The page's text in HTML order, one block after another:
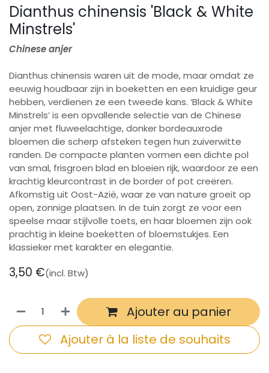
Dianthus chinensis 'Black & White
Minstrels'
Chinese anjer
Dianthus chinensis waren uit de mode, maar omdat ze
eeuwig houdbaar zijn in boeketten en een kruidige geur
hebben, verdienen ze een tweede kans. ‘Black & White
Minstrels’ is een opvallende selectie van de Chinese
anjer met fluweelachtige, donker bordeauxrode
bloemen die scherp afsteken tegen hun zuiverwitte
randen. De compacte planten vormen een dichte pol
van smal, frisgroen blad en bloeien rijk, waardoor ze een
krachtig kleurcontrast in de border of pot creëren.
Afkomstig uit Oost-Azië, waar ze van nature groeit op
open, zonnige plaatsen. In de tuin zorgt ze voor een
speelse maar stijlvolle toets, en haar bloemen zijn ook
prachtig in kleine boeketten of bloemstukjes. Een
klassieker met karakter en elegantie.
3,50 €(incl. Btw)
Ajouter au panier
Ajouter à la liste de souhaits